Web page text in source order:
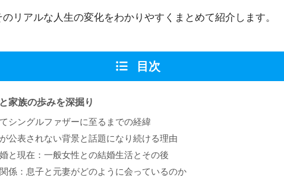
リアルな人生の変化をわかりやすくまとめて紹介します。
目次
家族の歩みを深掘り
シングルファザーに至るまでの経緯
公表されない背景と話題になり続ける理由
と現在：一般女性との結婚生活とその後
係：息子と元妻がどのように会っているのか